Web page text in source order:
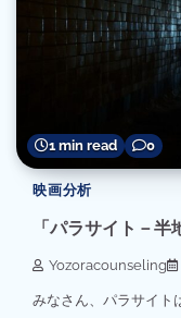
1 min read 0
映画分析
「パラサイト－
Yozoracounseling
みなさん、パラサイト